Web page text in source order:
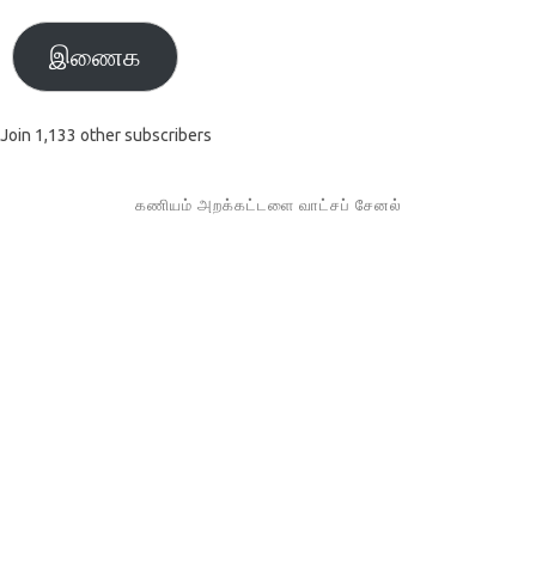
இணைக
Join 1,133 other subscribers
கணியம் அறக்கட்டளை வாட்சப் சேனல்